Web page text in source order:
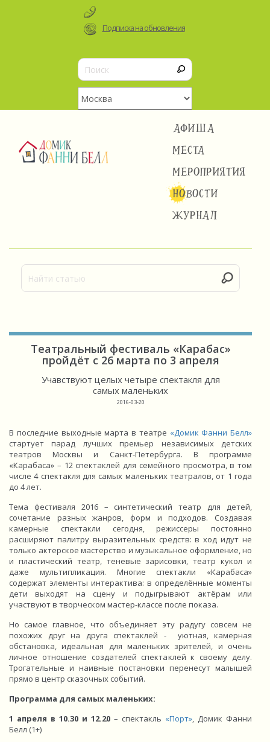
Подписка на обновления
АФИША
МЕСТА
МЕРОПРИЯТИЯ
НОВОСТИ
ЖУРНАЛ
Театральный фестиваль «Карабас»
пройдёт с 26 марта по 3 апреля
Учавствуют целых четыре спектакля для
самых маленьких
2016-03-20
В последние выходные марта в театре «Домик Фанни Белл»
стартует парад лучших премьер независимых детских
театров Москвы и Санкт-Петербурга. В программе
«Карабаса» – 12 спектаклей для семейного просмотра, в том
числе 4 спектакля для самых маленьких театралов, от 1 года
до 4 лет.
Тема фестиваля 2016 – синтетический театр для детей,
сочетание разных жанров, форм и подходов. Создавая
камерные спектакли сегодня, режиссеры постоянно
расширяют палитру выразительных средств: в ход идут не
только актерское мастерство и музыкальное оформление, но
и пластический театр, теневые зарисовки, театр кукол и
даже мультипликация. Многие спектакли «Карабаса»
содержат элементы интерактива: в определённые моменты
дети выходят на сцену и подыгрывают актёрам или
участвуют в творческом мастер-классе после показа.
Но самое главное, что объединяет эту радугу совсем не
похожих друг на друга спектаклей - уютная, камерная
обстановка, идеальная для маленьких зрителей, и очень
личное отношение создателей спектаклей к своему делу.
Трогательные и наивные постановки перенесут малышей
прямо в центр сказочных событий.
Программа для самых маленьких:
1 апреля в 10.30 и 12.20 – спектакль «Порт», Домик Фанни
Белл (1+)